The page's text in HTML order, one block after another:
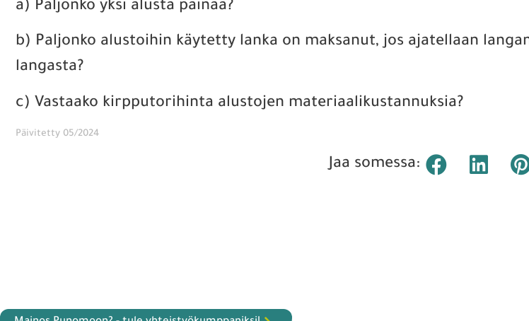
a) Paljonko yksi alusta painaa?
b) Paljonko alustoihin käytetty lanka on maksanut, jos ajatellaan
langasta?
c) Vastaako kirpputorihinta alustojen materiaalikustannuksia?
Päivitetty 05/2024
Jaa somessa: